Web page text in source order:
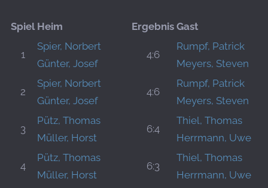
Spiel Heim Ergebnis Gast
1
Spier, Norbert
Günter, Josef
4:6
Rumpf, Patrick
Meyers, Steven
2
Spier, Norbert
Günter, Josef
4:6
Rumpf, Patrick
Meyers, Steven
3
Pütz, Thomas
Müller, Horst
6:4
Thiel, Thomas
Herrmann, Uwe
4
Pütz, Thomas
Müller, Horst
6:3
Thiel, Thomas
Herrmann, Uwe